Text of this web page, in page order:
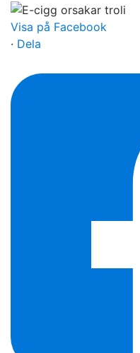
Visa på Facebook
· Dela